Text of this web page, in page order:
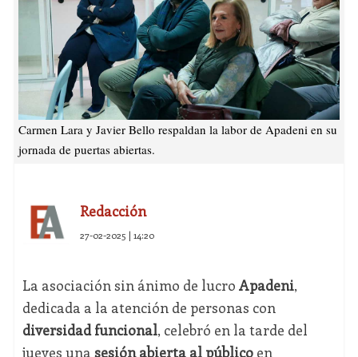
Carmen Lara y Javier Bello respaldan la labor de Apadeni en su
jornada de puertas abiertas.
Redacción
27-02-2025 | 14:20
La asociación sin ánimo de lucro Apadeni,
dedicada a la atención de personas con
diversidad funcional, celebró en la tarde del
jueves una sesión abierta al públicoen